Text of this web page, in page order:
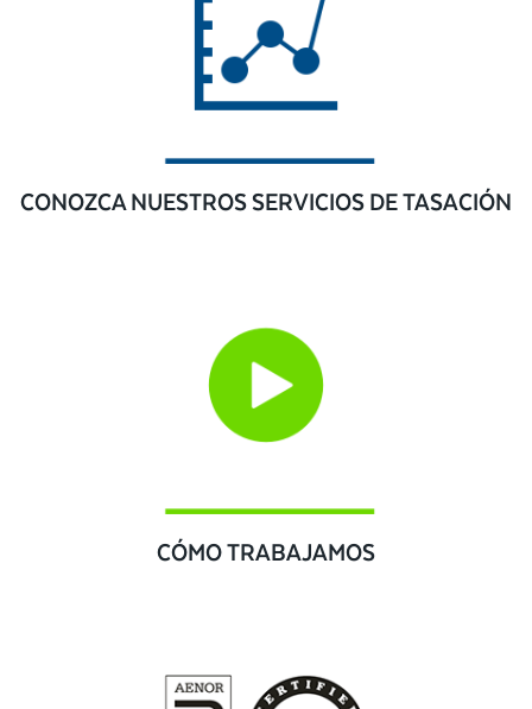
CONOZCA NUESTROS SERVICIOS DE TASACIÓN
CÓMO TRABAJAMOS